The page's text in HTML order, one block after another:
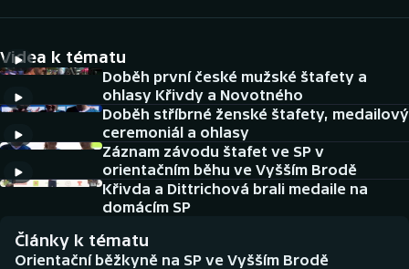
Cyklistika
DALŠÍ SPORTY
Americký fotbal
Baseball a softbal
Basketbal
NEPŘEHLÉDNĚTE
Historické návraty
Videa k tématu
Doběh první české mužské štafety a
ohlasy Křivdy a Novotného
Doběh stříbrné ženské štafety, medailový
ceremoniál a ohlasy
Záznam závodu štafet ve SP v
orientačním běhu ve Vyšším Brodě
Křivda a Dittrichová brali medaile na
domácím SP
Články k tématu
Orientační běžkyně na SP ve Vyšším Brodě